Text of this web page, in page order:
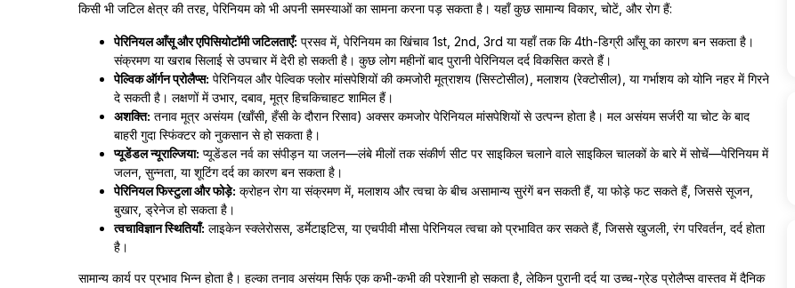
किसी भी जटिल क्षेत्र की तरह, पेरिनियम को भी अपनी समस्याओं का सामना करना पड़ सकता है। यहाँ कुछ सामान्य विकार, चोटें, और रोग हैं:
पेरिनियल आँसू और एपिसियोटॉमी जटिलताएँ: प्रसव में, पेरिनियम का खिंचाव 1st, 2nd, 3rd या यहाँ तक कि 4th-डिग्री आँसू का कारण बन सकता है।
संक्रमण या खराब सिलाई से उपचार में देरी हो सकती है। कुछ लोग महीनों बाद पुरानी पेरिनियल दर्द विकसित करते हैं।
पेल्विक ऑर्गन प्रोलैप्स: पेरिनियल और पेल्विक फ्लोर मांसपेशियों की कमजोरी मूत्राशय (सिस्टोसील), मलाशय (रेक्टोसील), या गर्भाशय को योनि नहर में गिरने
दे सकती है। लक्षणों में उभार, दबाव, मूत्र हिचकिचाहट शामिल हैं।
अशक्ति: तनाव मूत्र असंयम (खाँसी, हँसी के दौरान रिसाव) अक्सर कमजोर पेरिनियल मांसपेशियों से उत्पन्न होता है। मल असंयम सर्जरी या चोट के बाद
बाहरी गुदा स्फिंक्टर को नुकसान से हो सकता है।
प्यूडेंडल न्यूराल्जिया: प्यूडेंडल नर्व का संपीड़न या जलन—लंबे मीलों तक संकीर्ण सीट पर साइकिल चलाने वाले साइकिल चालकों के बारे में सोचें—पेरिनियम में
जलन, सुन्नता, या शूटिंग दर्द का कारण बन सकता है।
पेरिनियल फिस्टुला और फोड़े: क्रोहन रोग या संक्रमण में, मलाशय और त्वचा के बीच असामान्य सुरंगें बन सकती हैं, या फोड़े फट सकते हैं, जिससे सूजन,
बुखार, ड्रेनेज हो सकता है।
त्वचाविज्ञान स्थितियाँ: लाइकेन स्क्लेरोसस, डर्मेटाइटिस, या एचपीवी मौसा पेरिनियल त्वचा को प्रभावित कर सकते हैं, जिससे खुजली, रंग परिवर्तन, दर्द होता
है।
सामान्य कार्य पर प्रभाव भिन्न होता है। हल्का तनाव असंयम सिर्फ एक कभी-कभी की परेशानी हो सकता है, लेकिन पुरानी दर्द या उच्च-ग्रेड प्रोलैप्स वास्तव में दैनिक